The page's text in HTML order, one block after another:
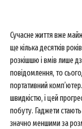
Сучасне життя вже
ще кілька десятків
розкішшю і вмів лише
повідомлення, то
портативний
швидкістю, і цей
побуту. Гаджети
значно меншими за